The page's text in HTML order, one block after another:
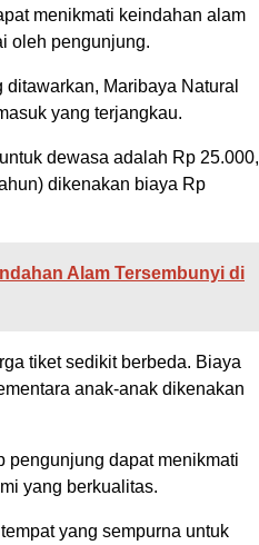
menikmati keindahan alam
oleh pengunjung.
Maribaya Natural
yang terjangkau.
dewasa adalah Rp 25.000,
dikenakan biaya Rp
Alam Tersembunyi di
tiket sedikit berbeda. Biaya
anak-anak dikenakan
pengunjung dapat menikmati
yang berkualitas.
yang sempurna untuk